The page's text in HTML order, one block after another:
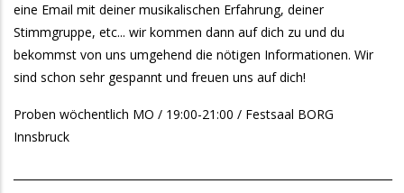
eine Email mit deiner musikalischen Erfahrung, deiner
Stimmgruppe, etc... wir kommen dann auf dich zu und du
bekommst von uns umgehend die nötigen Informationen. Wir
sind schon sehr gespannt und freuen uns auf dich!
Proben wöchentlich MO / 19:00-21:00 / Festsaal BORG
Innsbruck